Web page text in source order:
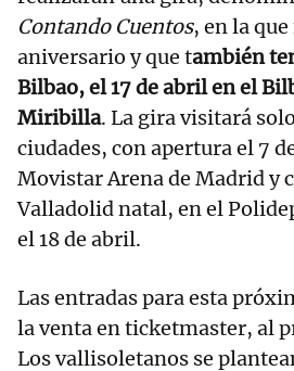
Contando Cuentos, en la
aniversario y que también
Bilbao, el 17 de abril en el
Miribilla. La gira visitará
ciudades, con apertura el 7
Movistar Arena de Madrid y
Valladolid natal, en el
el 18 de abril.
Las entradas para esta
la venta en ticketmaster, al
Los vallisoletanos se